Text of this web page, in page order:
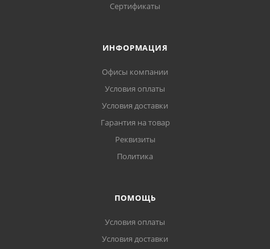
Сертификаты
ИНФОРМАЦИЯ
Офисы компании
Условия оплаты
Условия доставки
Гарантия на товар
Реквизиты
Политика
ПОМОЩЬ
Условия оплаты
Условия доставки